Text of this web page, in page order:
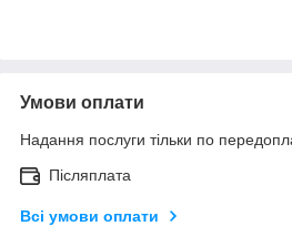
Умови оплати
Надання послуги тільки по
Післяплата
Всі умови оплати